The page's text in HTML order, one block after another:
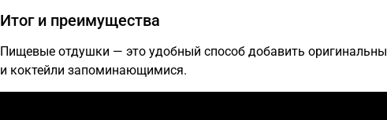
Итог и преимущества
Пищевые отдушки — это удобный способ добавить
и коктейли запоминающимися.